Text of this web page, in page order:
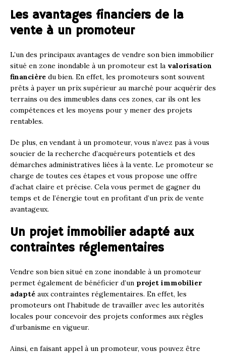
Les avantages financiers de la
vente à un promoteur
L’un des principaux avantages de vendre son bien immobilier
situé en zone inondable à un promoteur est la valorisation
financière du bien. En effet, les promoteurs sont souvent
prêts à payer un prix supérieur au marché pour acquérir des
terrains ou des immeubles dans ces zones, car ils ont les
compétences et les moyens pour y mener des projets
rentables.
De plus, en vendant à un promoteur, vous n’avez pas à vous
soucier de la recherche d’acquéreurs potentiels et des
démarches administratives liées à la vente. Le promoteur se
charge de toutes ces étapes et vous propose une offre
d’achat claire et précise. Cela vous permet de gagner du
temps et de l’énergie tout en profitant d’un prix de vente
avantageux.
Un projet immobilier adapté aux
contraintes réglementaires
Vendre son bien situé en zone inondable à un promoteur
permet également de bénéficier d’un projet immobilier
adapté aux contraintes réglementaires. En effet, les
promoteurs ont l’habitude de travailler avec les autorités
locales pour concevoir des projets conformes aux règles
d’urbanisme en vigueur.
Ainsi, en faisant appel à un promoteur, vous pouvez être